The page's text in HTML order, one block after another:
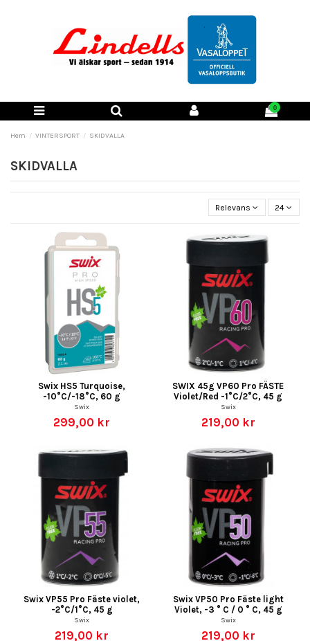
0
Hem VINTERSPORT SKIDVALLA
SKIDVALLA
Relevans 24
Swix HS5 Turquoise,
-10°C/-18°C, 60 g
Swix
299,00 kr
SWIX 45g VP60 Pro FÄSTE
Violet/Red -1°C/2°C, 45 g
Swix
219,00 kr
Swix VP55 Pro Fäste violet,
-2°C/1°C, 45 g
Swix
219,00 kr
Swix VP50 Pro Fäste light
Violet, -3 ° C / 0 ° C, 45 g
Swix
219,00 kr